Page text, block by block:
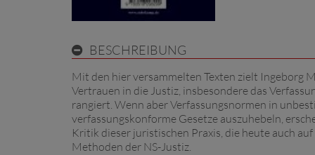
BESCHREIBUNG
Mit den hier versammelten Texten zielt Ingeborg
Vertrauen in die Justiz, insbesondere das
rangiert. Wenn aber Verfassungsnormen in
verfassungskonforme Gesetze auszuhebeln,
Kritik dieser juristischen Praxis, die heute auch
Methoden der NS-Justiz.